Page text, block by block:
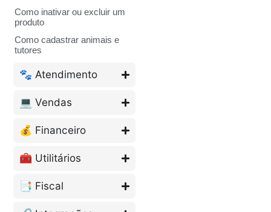
Como inativar ou excluir um
produto
Como cadastrar animais e
tutores
🐾 Atendimento
💻 Vendas
💰 Financeiro
🧰 Utilitários
📑 Fiscal